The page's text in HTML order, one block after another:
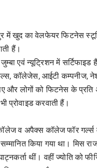
में खुद का वेलफेयर फिटनेस
हैं।
एवं न्यूट्रिशन में सर्टिफाइड
कॉलेजेस, आईटी कम्पनीज,
और लोगों को फिटनेस के
प्रोवाइड करवाती हैं।
व अपैक्स कॉलेज फॉर
किया गया था। मिस
थीं। वहीं ज्योति को